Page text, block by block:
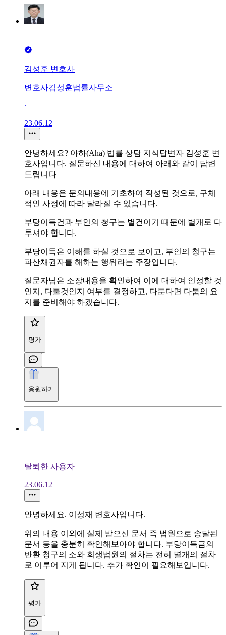
김성훈 변호사
변호사김성훈법률사무소
∙
23.06.12
안녕하세요? 아하(Aha) 법률 상담 지식답변자 김성훈 변
호사입니다. 질문하신 내용에 대하여 아래와 같이 답변
드립니다
아래 내용은 문의내용에 기초하여 작성된 것으로, 구체
적인 사정에 따라 달라질 수 있습니다.
부당이득건과 부인의 청구는 별건이기 때문에 별개로 다
투셔야 합니다.
부당이득은 이해를 하실 것으로 보이고, 부인의 청구는
파산채권자를 해하는 행위라는 주장입니다.
질문자님은 소장내용을 확인하여 이에 대하여 인정할 것
인지, 다툴것인지 여부를 결정하고, 다툰다면 다툼의 요
지를 준비해야 하겠습니다.
평가
응원하기
탈퇴한 사용자
23.06.12
안녕하세요. 이성재 변호사입니다.
위의 내용 이외에 실제 받으신 문서 즉 법원으로 송달된
문서 등을 충분히 확인해보아야 합니다. 부당이득금의
반환 청구의 소와 회생법원의 절차는 전혀 별개의 절차
로 이루어 지게 됩니다. 추가 확인이 필요해보입니다.
평가